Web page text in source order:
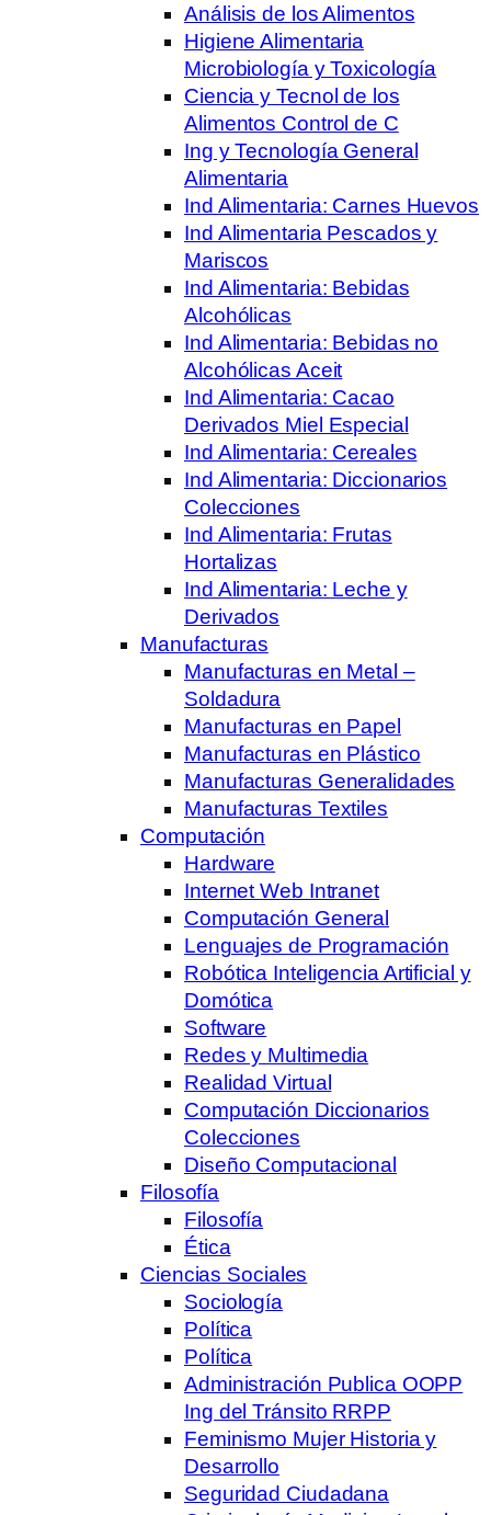
Análisis de los Alimentos
Higiene Alimentaria
Microbiología y Toxicología
Ciencia y Tecnol de los
Alimentos Control de C
Ing y Tecnología General
Alimentaria
Ind Alimentaria: Carnes Huevos
Ind Alimentaria Pescados y
Mariscos
Ind Alimentaria: Bebidas
Alcohólicas
Ind Alimentaria: Bebidas no
Alcohólicas Aceit
Ind Alimentaria: Cacao
Derivados Miel Especial
Ind Alimentaria: Cereales
Ind Alimentaria: Diccionarios
Colecciones
Ind Alimentaria: Frutas
Hortalizas
Ind Alimentaria: Leche y
Derivados
Manufacturas
Manufacturas en Metal –
Soldadura
Manufacturas en Papel
Manufacturas en Plástico
Manufacturas Generalidades
Manufacturas Textiles
Computación
Hardware
Internet Web Intranet
Computación General
Lenguajes de Programación
Robótica Inteligencia Artificial y
Domótica
Software
Redes y Multimedia
Realidad Virtual
Computación Diccionarios
Colecciones
Diseño Computacional
Filosofía
Filosofía
Ética
Ciencias Sociales
Sociología
Política
Política
Administración Publica OOPP
Ing del Tránsito RRPP
Feminismo Mujer Historia y
Desarrollo
Seguridad Ciudadana